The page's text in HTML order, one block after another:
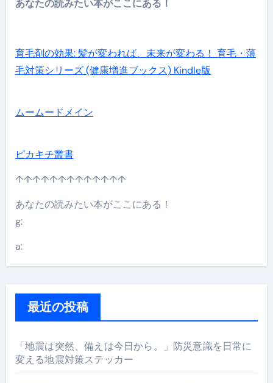
あなたの読みたい本がここにある！
育毛剤の効果: 髪が変われば、未来が変わる！ 育毛・薄
毛対策シリーズ (健康増進ブックス) Kindle版
ムームードメイン
ピカキチ叢書
↑↑↑↑↑↑↑↑↑↑↑↑↑
あなたの読みたい本がここにある！
g:
a:
最近の投稿
「地震は突然、備えは今日から。」防災意識を日常に
変える地震対策ステッカー